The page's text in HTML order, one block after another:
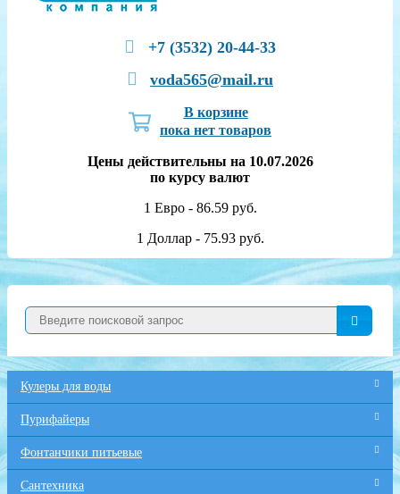
+7 (3532) 20-44-33
voda565@mail.ru
В корзине
пока нет товаров
Цены действительны на 10.07.2026
по курсу валют
1 Евро - 86.59 руб.
1 Доллар - 75.93 руб.
Кулеры для воды
Пурифайеры
Фонтанчики питьевые
Сантехника